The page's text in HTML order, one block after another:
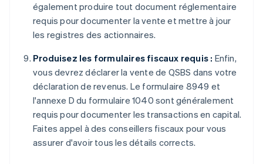
également produire tout document réglementaire
requis pour documenter la vente et mettre à jour
les registres des actionnaires.
Produisez les formulaires fiscaux requis : Enfin,
vous devrez déclarer la vente de QSBS dans votre
déclaration de revenus. Le formulaire 8949 et
l'annexe D du formulaire 1040 sont généralement
requis pour documenter les transactions en capital.
Faites appel à des conseillers fiscaux pour vous
assurer d'avoir tous les détails corrects.